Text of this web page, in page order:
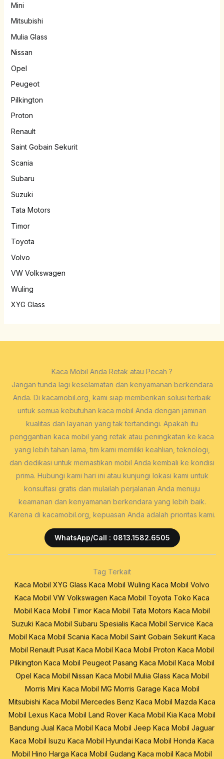
Mini
Mitsubishi
Mulia Glass
Nissan
Opel
Peugeot
Pilkington
Proton
Renault
Saint Gobain Sekurit
Scania
Subaru
Suzuki
Tata Motors
Timor
Toyota
Volvo
VW Volkswagen
Wuling
XYG Glass
Kaca Mobil Anda Retak atau Pecah ?
Jangan tunda lagi keselamatan dan kenyamanan berkendara
Anda. Di kacamobil.org, kami siap memberikan solusi terbaik
untuk semua kebutuhan kaca mobil Anda dengan jaminan
kualitas dan layanan yang tak tertandingi. Apakah itu
penggantian kaca mobil yang retak atau peningkatan ke kaca
yang lebih tahan lama, tim kami memiliki keahlian, teknologi,
dan dedikasi untuk memastikan mobil Anda kembali ke kondisi
prima. Hubungi kami hari ini atau kunjungi lokasi kami untuk
konsultasi gratis dan mulailah perjalanan Anda menuju
keamanan dan kenyamanan berkendara yang lebih baik.
Karena di kacamobil.org, kepuasan Anda adalah prioritas kami.
WhatsApp/Call : 0813.1582.6505
Tag Terkait
Kaca Mobil XYG Glass Kaca Mobil Wuling Kaca Mobil Volvo
Kaca Mobil VW Volkswagen Kaca Mobil Toyota Toko Kaca
Mobil Kaca Mobil Timor Kaca Mobil Tata Motors Kaca Mobil
Suzuki Kaca Mobil Subaru Spesialis Kaca Mobil Service Kaca
Mobil Kaca Mobil Scania Kaca Mobil Saint Gobain Sekurit Kaca
Mobil Renault Pusat Kaca Mobil Kaca Mobil Proton Kaca Mobil
Pilkington Kaca Mobil Peugeot Pasang Kaca Mobil Kaca Mobil
Opel Kaca Mobil Nissan Kaca Mobil Mulia Glass Kaca Mobil
Morris Mini Kaca Mobil MG Morris Garage Kaca Mobil
Mitsubishi Kaca Mobil Mercedes Benz Kaca Mobil Mazda Kaca
Mobil Lexus Kaca Mobil Land Rover Kaca Mobil Kia Kaca Mobil
Bandung Jual Kaca Mobil Kaca Mobil Jeep Kaca Mobil Jaguar
Kaca Mobil Isuzu Kaca Mobil Hyundai Kaca Mobil Honda Kaca
Mobil Hino Harga Kaca Mobil Gudang Kaca mobil Kaca Mobil